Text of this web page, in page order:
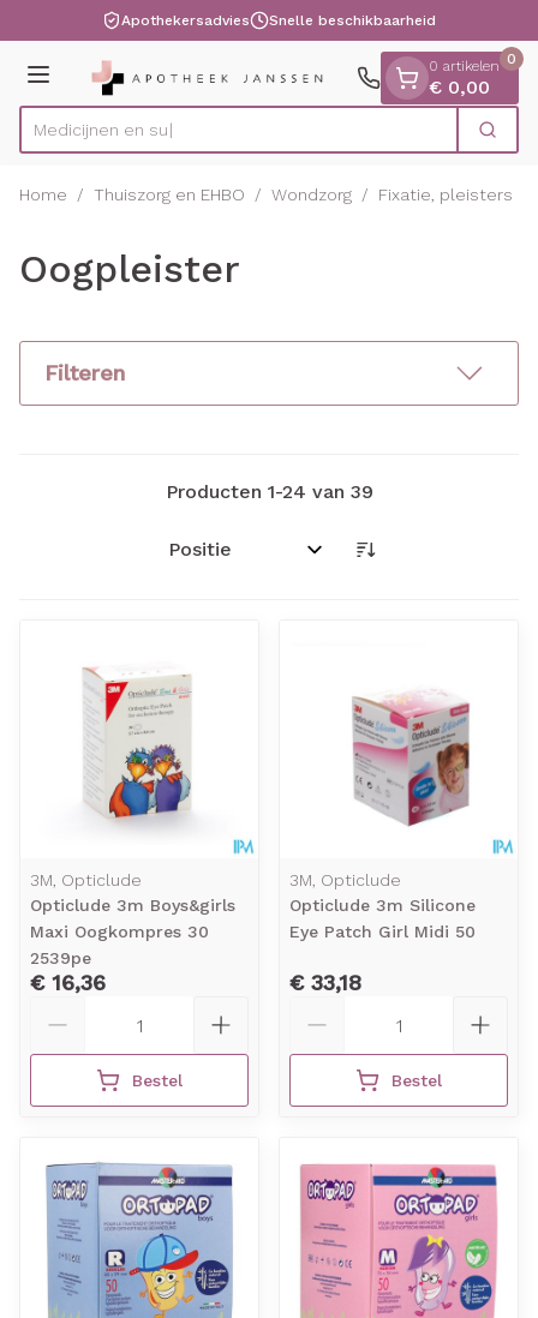
Ga naar de inhoudApothekersadvies Snelle beschikbaarheid
Menu
Product, merk, categorie... Zoek
0 artikelen
€ 0,00
0
Home / Thuiszorg en EHBO / Wondzorg / Fixatie, pleisters
Oogpleister
Filteren
Producten 1-24 van 39
Sorteer op:
3M, Opticlude
Opticlude 3m Boys&girls
Maxi Oogkompres 30
2539pe
€ 16,36
Bestel
3M, Opticlude
Opticlude 3m Silicone
Eye Patch Girl Midi 50
€ 33,18
Bestel